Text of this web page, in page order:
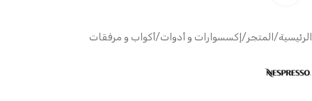
الرئيسية/ المتجر/ إكسسوارات و أدوات/أكواب و مرفقات